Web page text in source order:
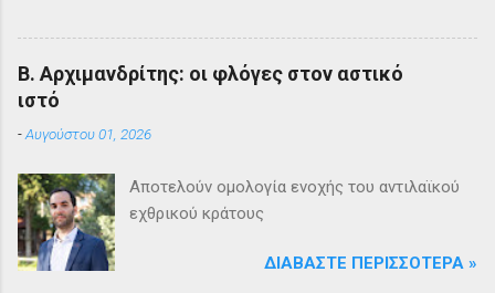
Β. Αρχιμανδρίτης: οι φλόγες στον αστικό
ιστό
-Αυγούστου 01, 2026
Αποτελούν ομολογία ενοχής του αντιλαϊκού
εχθρικού κράτους
ΔΙΑΒΆΣΤΕ ΠΕΡΙΣΣΌΤΕΡΑ »